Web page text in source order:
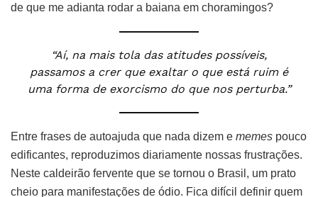
de que me adianta rodar a baiana em choramingos?
“Aí, na mais tola das atitudes possíveis,
passamos a crer que exaltar o que está ruim é
uma forma de exorcismo do que nos perturba.”
Entre frases de autoajuda que nada dizem e memes pouco
edificantes, reproduzimos diariamente nossas frustrações.
Neste caldeirão fervente que se tornou o Brasil, um prato
cheio para manifestações de ódio. Fica difícil definir quem